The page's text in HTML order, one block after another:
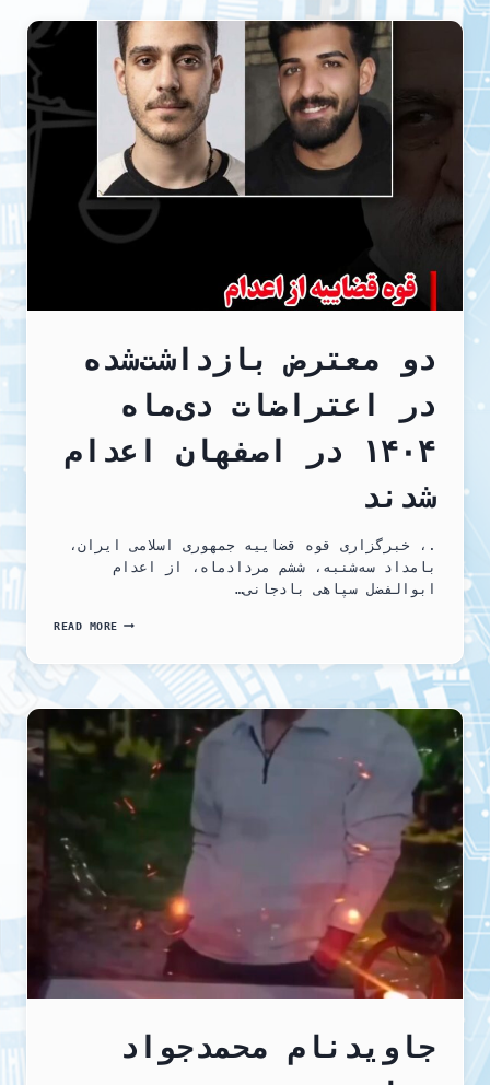
اعدام
دو معترض بازداشت‌شده
در اعتراضات دی‌ماه
۱۴۰۴ در اصفهان اعدام
شدند
.، خبرگزاری قوه قضاییه جمهوری اسلامی ایران،
بامداد سه‌شنبه، ششم مردادماه، از اعدام
ابوالفضل سپاهی بادجانی…
READ MOREدو
در
اعتراضات
دی‌ماه
در
اصفهان
اعدام
شدند
جاویدنام محمدجواد